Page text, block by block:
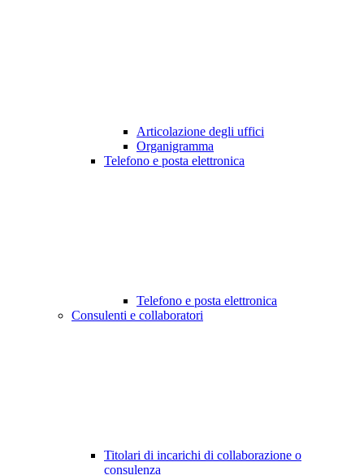
Articolazione degli uffici
Organigramma
Telefono e posta elettronica
Telefono e posta elettronica
Consulenti e collaboratori
Titolari di incarichi di collaborazione o
consulenza